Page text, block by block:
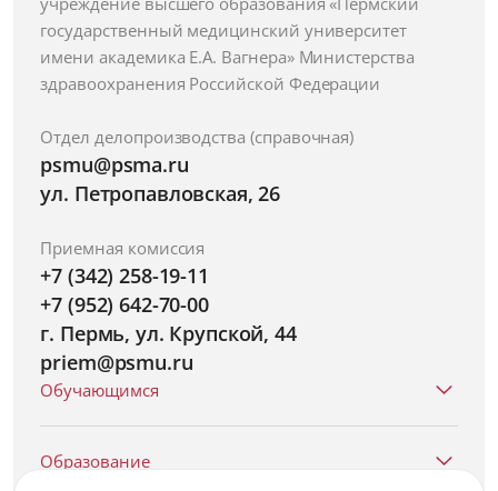
государственный медицинский университет
имени академика Е.А. Вагнера» Министерства
здравоохранения Российской Федерации
Отдел делопроизводства (справочная)
psmu@psma.ru
ул. Петропавловская, 26
Приемная комиссия
+7 (342) 258-19-11
+7 (952) 642-70-00
г. Пермь, ул. Крупской, 44
priem@psmu.ru
Обучающимся
Образование